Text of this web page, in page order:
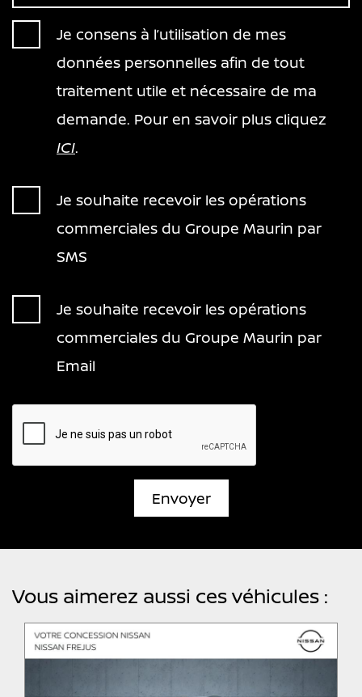
Je consens à l’utilisation de mes
données personnelles afin de tout
traitement utile et nécessaire de ma
demande. Pour en savoir plus cliquez
ICI.
Je souhaite recevoir les opérations
commerciales du Groupe Maurin par
SMS
Je souhaite recevoir les opérations
commerciales du Groupe Maurin par
Email
Envoyer
Vous aimerez aussi ces véhicules :